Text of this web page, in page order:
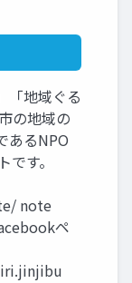
「地域ぐる
の地域の
あるNPO
す。
note
ペ